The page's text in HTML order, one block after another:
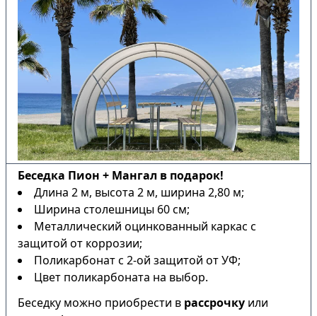
Беседка Пион + Мангал в подарок!
Длина 2 м, высота 2 м, ширина 2,80 м;
Ширина столешницы 60 см;
Металлический оцинкованный каркас с
защитой от коррозии;
Поликарбонат с 2-ой защитой от УФ;
Цвет поликарбоната на выбор.
Беседку можно приобрести в рассрочку или